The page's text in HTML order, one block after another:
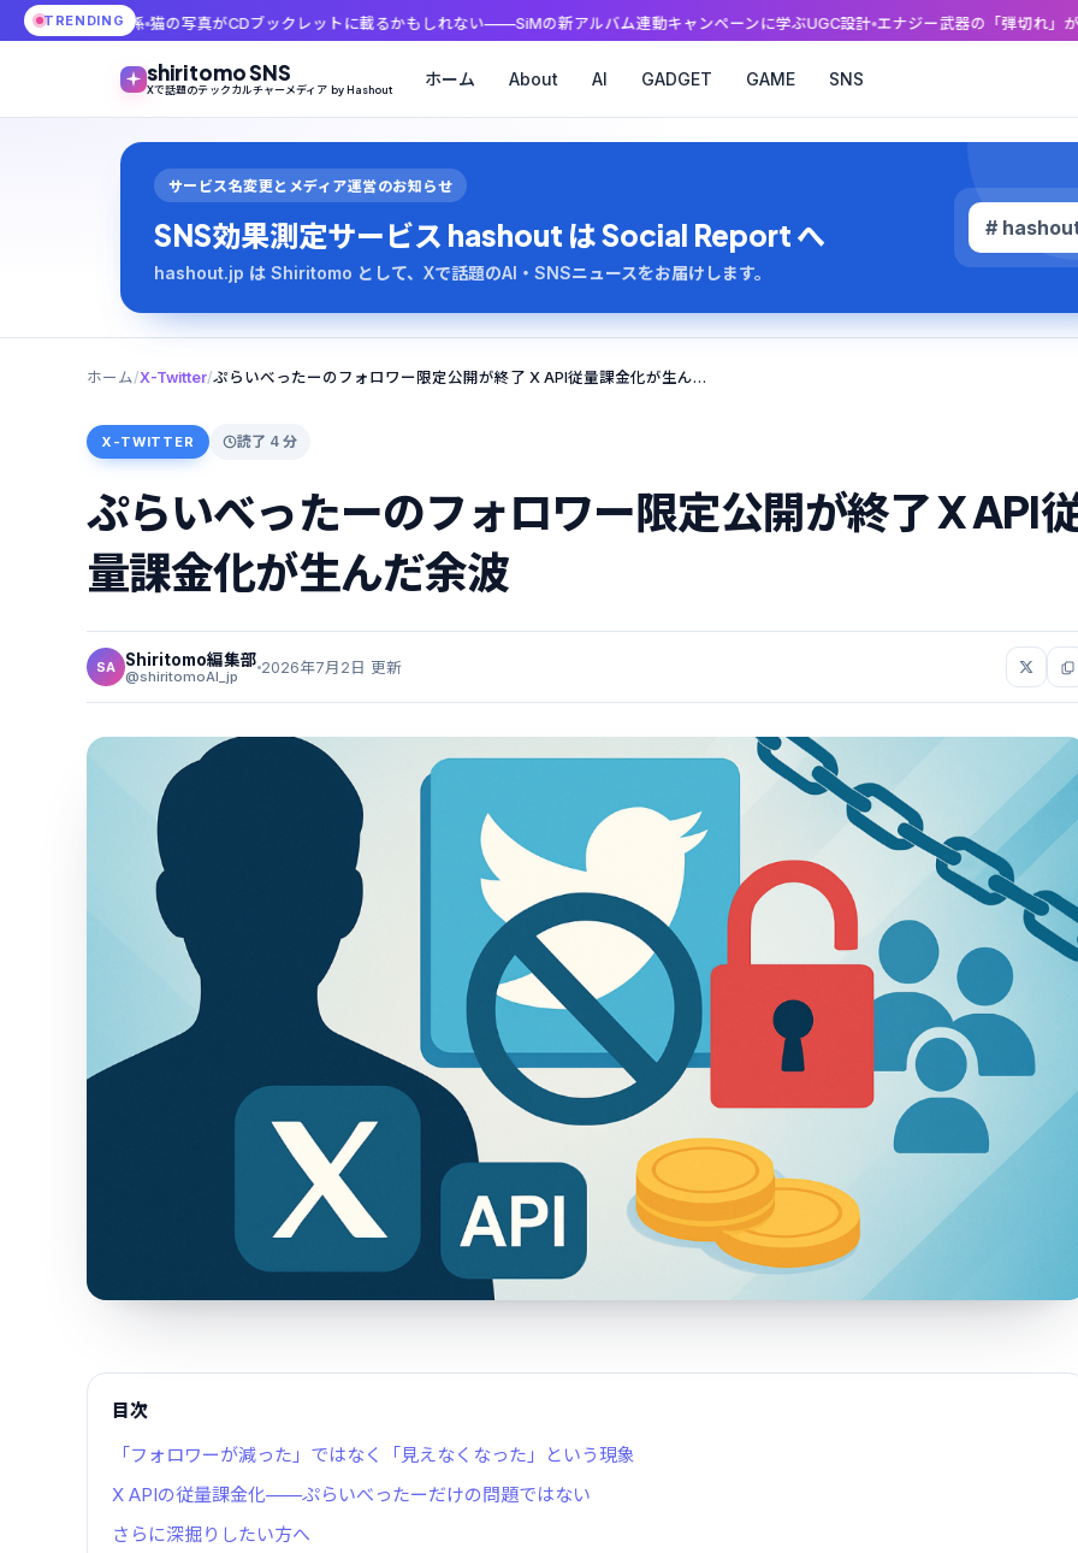
TRENDING
猫の写真がCDブックレットに載るかもしれない——SiMの新アルバム連動キャンペーンに学ぶUGC設計 エナジー武器の「弾切れ」が消えた日。Apex
shiritomo SNS
Xで話題のテックカルチャーメディア by Hashout
ホーム About AI GADGET GAME SNS
サービス名変更とメディア運営のお知らせ
SNS効果測定サービス hashout は Social Report へ
hashout.jp は Shiritomo として、Xで話題のAI・SNSニュースをお届けします。
#
ホーム/X-Twitter/ ぷらいべったーのフォロワー限定公開が終了 X API従量課金化が生んだ余波
X-TWITTER 読了 4 分
ぷらいべったーのフォロワー限定公開が終了 X API
量課金化が生んだ余波
SA Shiritomo編集部
@shiritomoAI_jp 2026年7月2日 更新
目次
「フォロワーが減った」ではなく「見えなくなった」という現象
X APIの従量課金化——ぷらいべったーだけの問題ではない
さらに深掘りしたい方へ